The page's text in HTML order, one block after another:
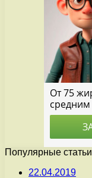
Популярные статьи
22.04.2019